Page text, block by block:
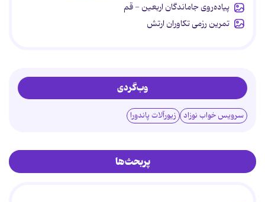
پیاده‌روی جاماندگان اربعین - قم
تمرین رزمی تکاوران ارتش
وب‌گردی
سرویس خواب نوزاد زیورآلات پاندورا
پربحث‌ها